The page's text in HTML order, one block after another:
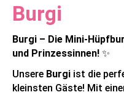
Burgi
Burgi – Die Mini-
und Prinzessinnen! ✨
Unsere Burgi ist die
kleinsten Gäste! Mit